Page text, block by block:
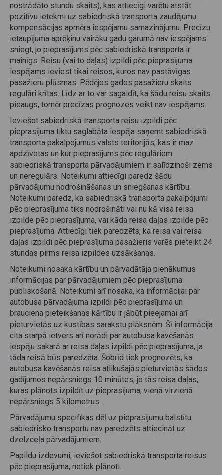
nostrādāto stundu skaits), kas attiecīgi varētu atstāt
pozitīvu ietekmi uz sabiedriskā transporta zaudējumu
kompensācijas apmēra iespējamu samazinājumu. Precīzu
ietaupījuma aprēķinu vairāku gadu garumā nav iespējams
sniegt, jo pieprasījums pēc sabiedriskā transporta ir
mainīgs. Reisu (vai to daļas) izpildi pēc pieprasījuma
iespējams ieviest tikai reisos, kuros nav pastāvīgas
pasažieru plūsmas. Pēdējos gados pasažieru skaits
regulāri krītas. Līdz ar to var sagaidīt, ka šādu reisu skaits
pieaugs, tomēr precīzas prognozes veikt nav iespējams.
Ieviešot sabiedriskā transporta reisu izpildi pēc
pieprasījuma tiktu saglabāta iespēja saņemt sabiedriskā
transporta pakalpojumus valsts teritorijās, kas ir maz
apdzīvotas un kur pieprasījums pēc regulāriem
sabiedriskā transporta pārvadājumiem ir salīdzinoši zems
un neregulārs. Noteikumi attiecīgi paredz šādu
pārvadājumu nodrošināšanas un sniegšanas kārtību.
Noteikumi paredz, ka sabiedriskā transporta pakalpojumi
pēc pieprasījuma tiks nodrošināti vai nu kā visa reisa
izpilde pēc pieprasījuma, vai kāda reisa daļas izpilde pēc
pieprasījuma. Attiecīgi tiek paredzēts, ka reisa vai reisa
daļas izpildi pēc pieprasījuma pasažieris varēs pieteikt 24
stundas pirms reisa izpildes uzsākšanas.
Noteikumi nosaka kārtību un pārvadātāja pienākumus
informācijas par pārvadājumiem pēc pieprasījuma
publiskošanā. Noteikumi arī nosaka, ka informācijai par
autobusa pārvadājuma izpildi pēc pieprasījuma un
brauciena pieteikšanas kārtību ir jābūt pieejamai arī
pieturvietās uz kustības sarakstu plāksnēm. Šī informācija
cita starpā ietvers arī norādi par autobusa kavēšanās
iespēju sakarā ar reisa daļas izpildi pēc pieprasījuma, ja
tāda reisā būs paredzēta. Šobrīd tiek prognozēts, ka
autobusa kavēšanās reisa atlikušajās pieturvietās šādos
gadījumos nepārsniegs 10 minūtes, jo tās reisa daļas,
kuras plānots izpildīt uz pieprasījuma, vienā virzienā
nepārsniegs 5 kilometrus.
Pārvadājumu specifikas dēļ uz pieprasījumu balstītu
sabiedrisko transportu nav paredzēts attiecināt uz
dzelzceļa pārvadājumiem.
Papildu izdevumi, ieviešot sabiedriskā transporta reisus
pēc pieprasījuma, netiek plānoti.